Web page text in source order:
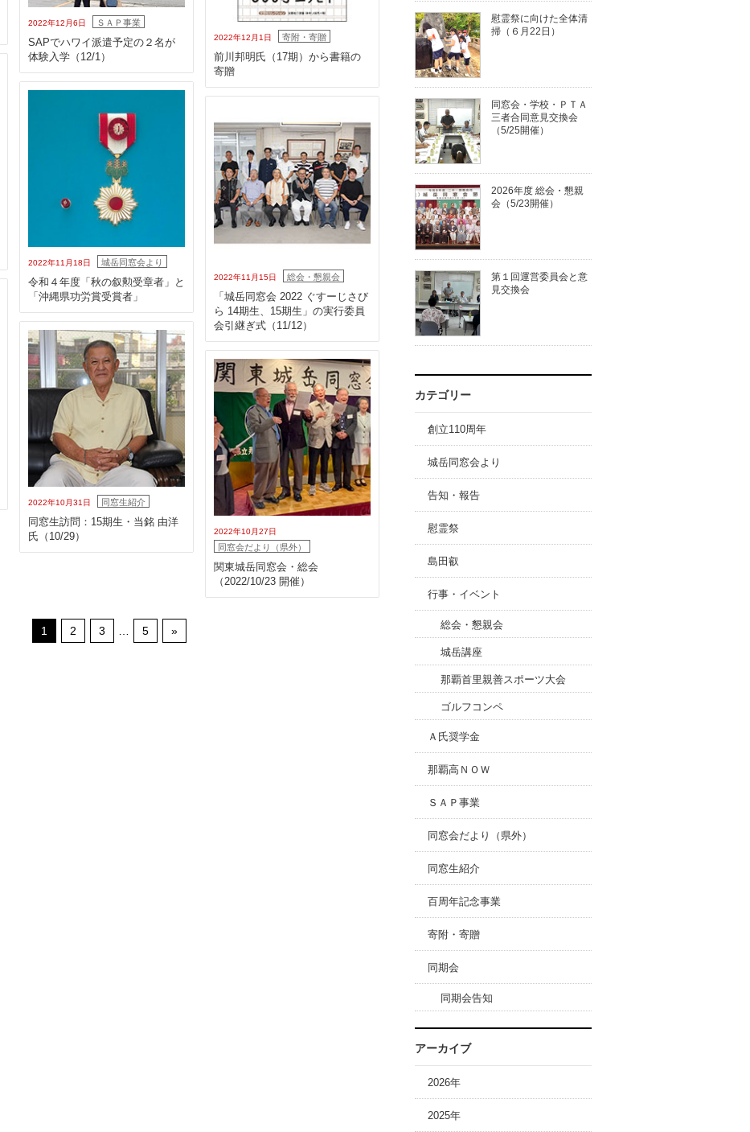
2022年12月6日 ＳＡＰ事業
SAPでハワイ派遣予定の２名が
体験入学（12/1）
2022年12月1日 寄附・寄贈
前川邦明氏（17期）から書籍の
寄贈
2022年11月18日 城岳同窓会より
令和４年度「秋の叙勲受章者」と
「沖縄県功労賞受賞者」
2022年11月15日 総会・懇親会
「城岳同窓会 2022 ぐすーじさび
ら 14期生、15期生」の実行委員
会引継ぎ式（11/12）
2022年10月31日 同窓生紹介
同窓生訪問：15期生・当銘 由洋
氏（10/29）
2022年10月27日
同窓会だより（県外）
関東城岳同窓会・総会
（2022/10/23 開催）
1 2 3 5 »
慰霊祭に向けた全体清
掃（６月22日）
同窓会・学校・ＰＴＡ
三者合同意見交換会
（5/25開催）
2026年度 総会・懇親
会（5/23開催）
第１回運営委員会と意
見交換会
カテゴリー
創立110周年
城岳同窓会より
告知・報告
慰霊祭
島田叡
行事・イベント
総会・懇親会
城岳講座
那覇首里親善スポーツ大会
ゴルフコンペ
Ａ氏奨学金
那覇高ＮＯＷ
ＳＡＰ事業
同窓会だより（県外）
同窓生紹介
百周年記念事業
寄附・寄贈
同期会
同期会告知
アーカイブ
2026年
2025年